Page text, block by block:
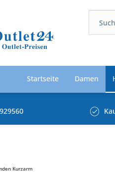
Startseite Damen
Kurzarm